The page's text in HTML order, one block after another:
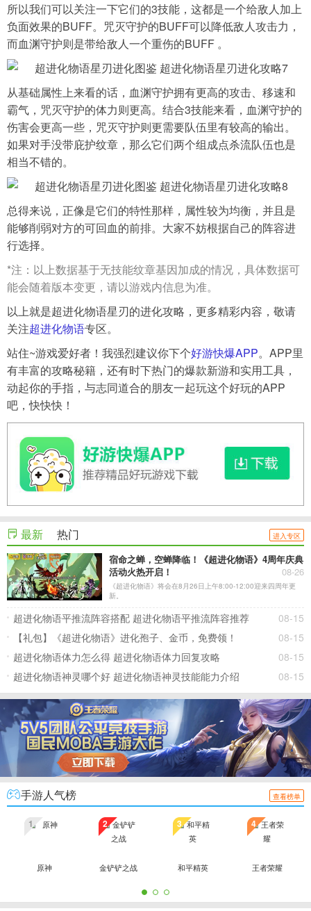
所以我们可以关注一下它们的3技能，这都是一个给敌人加上
负面效果的BUFF。咒灭守护的BUFF可以降低敌人攻击力，
而血渊守护则是带给敌人一个重伤的BUFF 。
从基础属性上来看的话，血渊守护拥有更高的攻击、移速和
霸气，咒灭守护的体力则更高。结合3技能来看，血渊守护的
伤害会更高一些，咒灭守护则更需要队伍里有较高的输出。
如果对手没带庇护纹章，那么它们两个组成点杀流队伍也是
相当不错的。
总得来说，正像是它们的特性那样，属性较为均衡，并且是
能够削弱对方的可回血的前排。大家不妨根据自己的阵容进
行选择。
*注：以上数据基于无技能纹章基因加成的情况，具体数据可
能会随着版本变更，请以游戏内信息为准。
以上就是超进化物语星刃的进化攻略，更多精彩内容，敬请
关注超进化物语专区。
站住~游戏爱好者！我强烈建议你下个好游快爆APP。APP里
有丰富的攻略秘籍，还有时下热门的爆款新游和实用工具，
动起你的手指，与志同道合的朋友一起玩这个好玩的APP
吧，快快快！
最新 热门 进入专区
宿命之蝉，空蝉降临！《超进化物语》4周年庆典
活动火热开启！
08-26
《超进化物语》将会在8月26日上午8:00-12:00迎来四周年更
新。
08-15
超进化物语平推流阵容搭配 超进化物语平推流阵容推荐
08-15
【礼包】《超进化物语》进化孢子、金币，免费领！
08-15
超进化物语体力怎么得 超进化物语体力回复攻略
08-15
超进化物语神灵哪个好 超进化物语神灵技能能力介绍
手游人气榜 查看榜单
原神
1
金铲铲之战
2
和平精英
3
王者荣耀
4